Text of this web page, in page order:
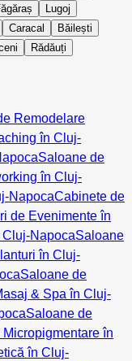
Lugoj
Caracal
Băilești
Rădăuți
Remodelare
în Cluj-
Saloane de
în Cluj-
NapocaCabinete de
de Evenimente în
NapocaSaloane
în Cluj-
Saloane de
& Spa în Cluj-
Saloane de
în
în Cluj-